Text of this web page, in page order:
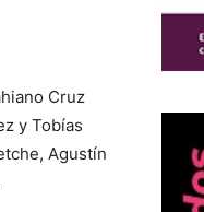
Cruz
y Tobías
Agustín